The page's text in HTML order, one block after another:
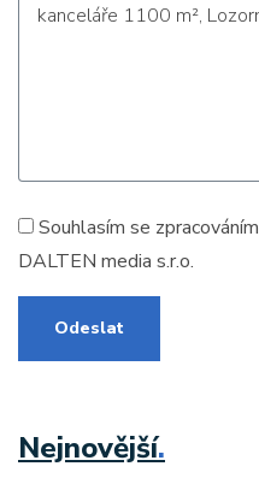
Souhlasím se zpracováním
DALTEN media s.r.o.
Odeslat
Nejnovější.